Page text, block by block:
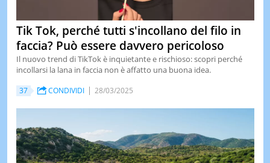
Tik Tok, perché tutti s'incollano del filo in
faccia? Può essere davvero pericoloso
Il nuovo trend di TikTok è inquietante e rischioso: scopri perché
incollarsi la lana in faccia non è affatto una buona idea.
37 CONDIVIDI 28/03/2025